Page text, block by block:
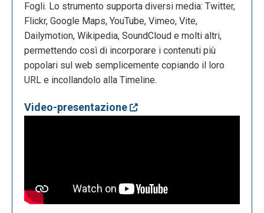
Fogli. Lo strumento supporta diversi media: Twitter,
Flickr, Google Maps, YouTube, Vimeo, Vite,
Dailymotion, Wikipedia, SoundCloud e molti altri,
permettendo così di incorporare i contenuti più
popolari sul web semplicemente copiando il loro
URL e incollandolo alla Timeline.
Video-presentazione